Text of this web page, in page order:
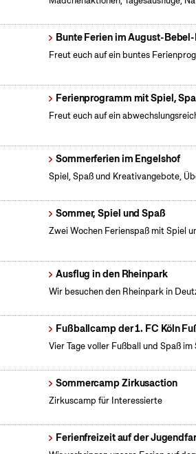
Bunte Ferien im August-
Freut euch auf ein buntes
Ferienprogramm mit Spiel,
Freut euch auf ein
Sommerferien im Engelshof
Spiel, Spaß und Kreativangebote,
Sommer, Spiel und Spaß
Zwei Wochen Ferienspaß mit Spiel
Ausflug in den Rheinpark
Wir besuchen den Rheinpark in
Fußballcamp der 1. FC Köln
Vier Tage voller Fußball und Spaß
Sommercamp Zirkusaction
Zirkuscamp für Interessierte
Ferienfreizeit auf der